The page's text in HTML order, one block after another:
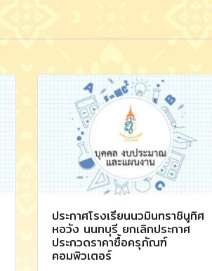
ประกาศโรงเรียนนวมินทราชินูทิศ
หอวัง นนทบุรี ยกเลิกประกาศ
ประกวดราคาซื้อครุภัณฑ์
คอมพิวเตอร์